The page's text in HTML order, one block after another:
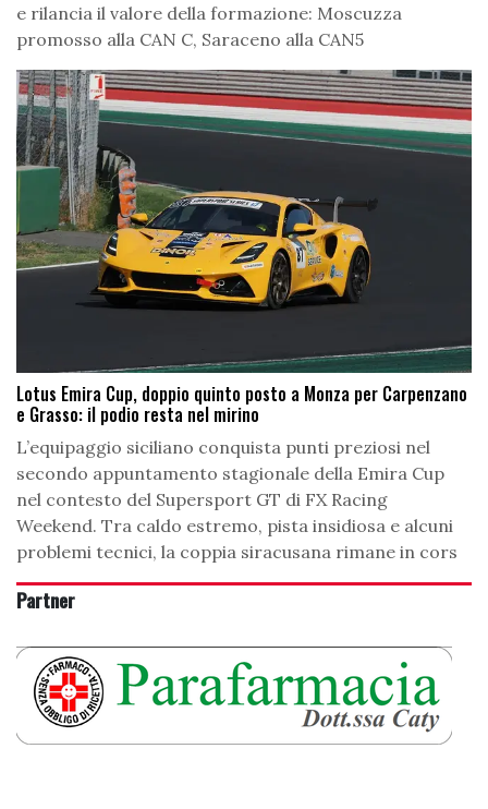
e rilancia il valore della formazione: Moscuzza
promosso alla CAN C, Saraceno alla CAN5
Lotus Emira Cup, doppio quinto posto a Monza per Carpenzano
e Grasso: il podio resta nel mirino
L’equipaggio siciliano conquista punti preziosi nel
secondo appuntamento stagionale della Emira Cup
nel contesto del Supersport GT di FX Racing
Weekend. Tra caldo estremo, pista insidiosa e alcuni
problemi tecnici, la coppia siracusana rimane in cors
Partner